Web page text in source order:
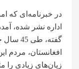
اداره نشر شده،
گفته،
افغانستان، مردم
زیان‌های زیادی را